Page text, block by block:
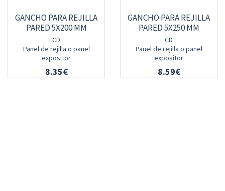
GANCHO PARA REJILLA
PARED 5X200 MM
CD
Panel de rejilla o panel
expositor
8.35€
GANCHO PARA REJILLA
PARED 5X250 MM
CD
Panel de rejilla o panel
expositor
8.59€